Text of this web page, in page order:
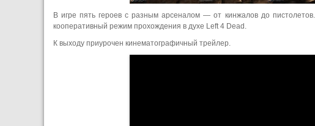
В игре пять героев с разным арсеналом — от кинжалов до
кооперативный режим прохождения в духе Left 4 Dead.
К выходу приурочен кинематографичный трейлер.